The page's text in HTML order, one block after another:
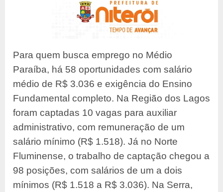
Para quem busca emprego no Médio
Paraíba, há 58 oportunidades com salário
médio de R$ 3.036 e exigência do Ensino
Fundamental completo. Na Região dos Lagos
foram captadas 10 vagas para auxiliar
administrativo, com remuneração de um
salário mínimo (R$ 1.518). Já no Norte
Fluminense, o trabalho de captação chegou a
98 posições, com salários de um a dois
mínimos (R$ 1.518 a R$ 3.036). Na Serra,